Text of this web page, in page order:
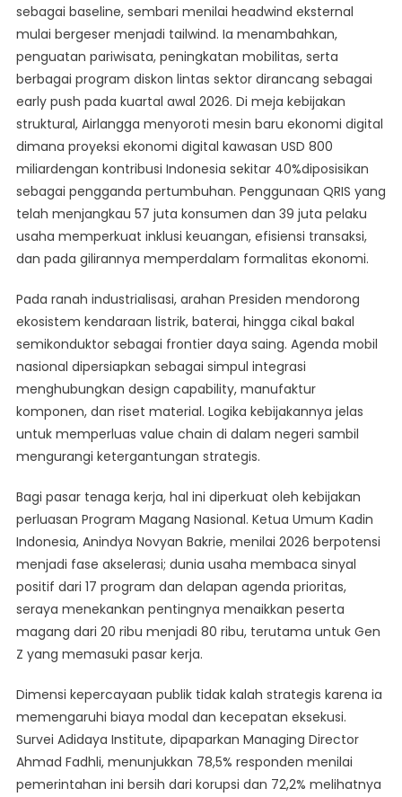
sebagai baseline, sembari menilai headwind eksternal
mulai bergeser menjadi tailwind. Ia menambahkan,
penguatan pariwisata, peningkatan mobilitas, serta
berbagai program diskon lintas sektor dirancang sebagai
early push pada kuartal awal 2026. Di meja kebijakan
struktural, Airlangga menyoroti mesin baru ekonomi digital
dimana proyeksi ekonomi digital kawasan USD 800
miliardengan kontribusi Indonesia sekitar 40%diposisikan
sebagai pengganda pertumbuhan. Penggunaan QRIS yang
telah menjangkau 57 juta konsumen dan 39 juta pelaku
usaha memperkuat inklusi keuangan, efisiensi transaksi,
dan pada gilirannya memperdalam formalitas ekonomi.
Pada ranah industrialisasi, arahan Presiden mendorong
ekosistem kendaraan listrik, baterai, hingga cikal bakal
semikonduktor sebagai frontier daya saing. Agenda mobil
nasional dipersiapkan sebagai simpul integrasi
menghubungkan design capability, manufaktur
komponen, dan riset material. Logika kebijakannya jelas
untuk memperluas value chain di dalam negeri sambil
mengurangi ketergantungan strategis.
Bagi pasar tenaga kerja, hal ini diperkuat oleh kebijakan
perluasan Program Magang Nasional. Ketua Umum Kadin
Indonesia, Anindya Novyan Bakrie, menilai 2026 berpotensi
menjadi fase akselerasi; dunia usaha membaca sinyal
positif dari 17 program dan delapan agenda prioritas,
seraya menekankan pentingnya menaikkan peserta
magang dari 20 ribu menjadi 80 ribu, terutama untuk Gen
Z yang memasuki pasar kerja.
Dimensi kepercayaan publik tidak kalah strategis karena ia
memengaruhi biaya modal dan kecepatan eksekusi.
Survei Adidaya Institute, dipaparkan Managing Director
Ahmad Fadhli, menunjukkan 78,5% responden menilai
pemerintahan ini bersih dari korupsi dan 72,2% melihatnya